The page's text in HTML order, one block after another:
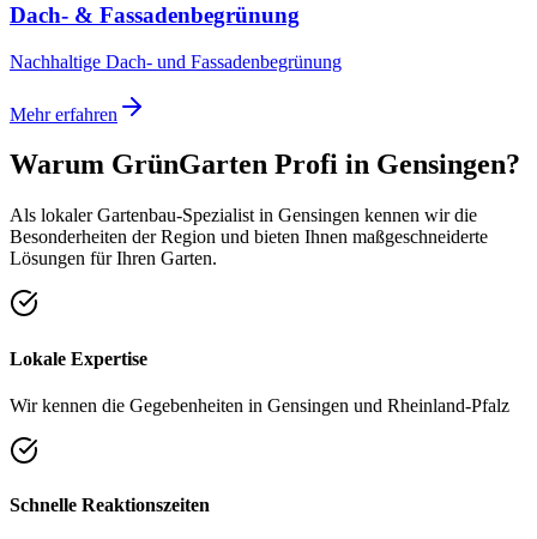
Dach- & Fassadenbegrünung
Nachhaltige Dach- und Fassadenbegrünung
Mehr erfahren
Warum GrünGarten Profi in Gensingen?
Als lokaler Gartenbau-Spezialist in Gensingen kennen wir die
Besonderheiten der Region und bieten Ihnen maßgeschneiderte
Lösungen für Ihren Garten.
Lokale Expertise
Wir kennen die Gegebenheiten in Gensingen und Rheinland-Pfalz
Schnelle Reaktionszeiten